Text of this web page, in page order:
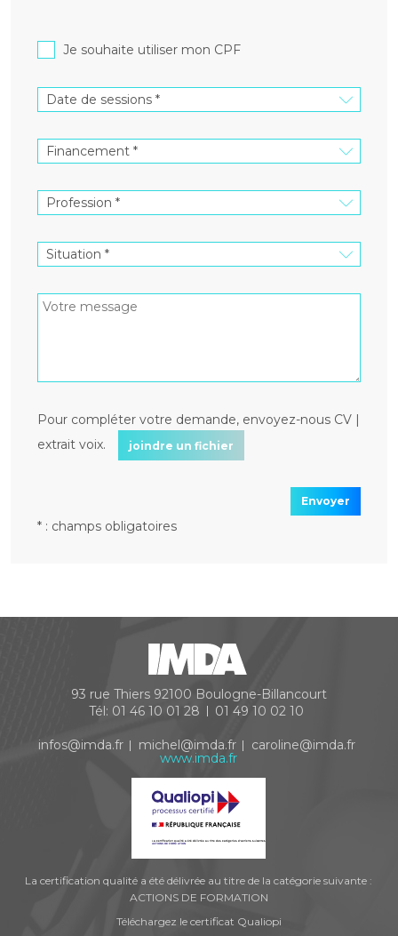
Je souhaite utiliser mon CPF
Pour compléter votre demande, envoyez-nous CV |
extrait voix.
joindre un fichier
Envoyer
* : champs obligatoires
93 rue Thiers 92100 Boulogne-Billancourt
Tél: 01 46 10 01 28 01 49 10 02 10
infos@imda.fr michel@imda.fr caroline@imda.fr
www.imda.fr
La certification qualité a été délivrée au titre de la catégorie suivante :
ACTIONS DE FORMATION
Téléchargez le certificat Qualiopi